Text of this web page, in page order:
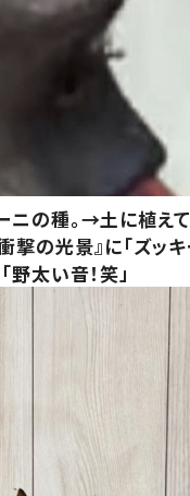
ニの種。→土に植え
の光景』に「ズッキ
野太い音！笑」